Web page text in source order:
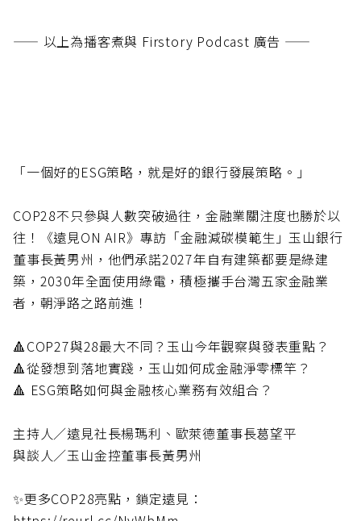
—— 以上為播客煮與 Firstory Podcast 廣告 ——
「一個好的ESG策略，就是好的銀行發展策略。」
COP28不只參與人數突破過往，金融業關注度也勝於以
往！《遠見ON AIR》專訪「金融減碳模範生」玉山銀行
董事長黃男州，他們承諾2027年自有建築都要是綠建
築，2030年全面使用綠電，積極攜手台灣五家金融業
者，朝淨路之路前進！
🔺COP27與28最大不同？玉山今年觀察與發表重點？
🔺從發想到落地實踐，玉山如何成金融淨零標竿？
🔺 ESG策略如何與金融核心業務有效組合？
主持人／遠見社長楊瑪利、歐萊德董事長葛望平
與談人／玉山金控董事長黃男州
✨更多COP28亮點，鎖定遠見：